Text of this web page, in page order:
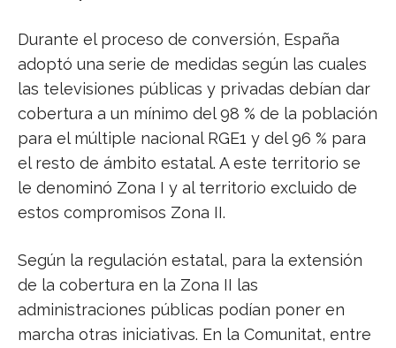
Durante el proceso de conversión, España
adoptó una serie de medidas según las cuales
las televisiones públicas y privadas debían dar
cobertura a un mínimo del 98 % de la población
para el múltiple nacional RGE1 y del 96 % para
el resto de ámbito estatal. A este territorio se
le denominó Zona I y al territorio excluido de
estos compromisos Zona II.
Según la regulación estatal, para la extensión
de la cobertura en la Zona II las
administraciones públicas podían poner en
marcha otras iniciativas. En la Comunitat, entre